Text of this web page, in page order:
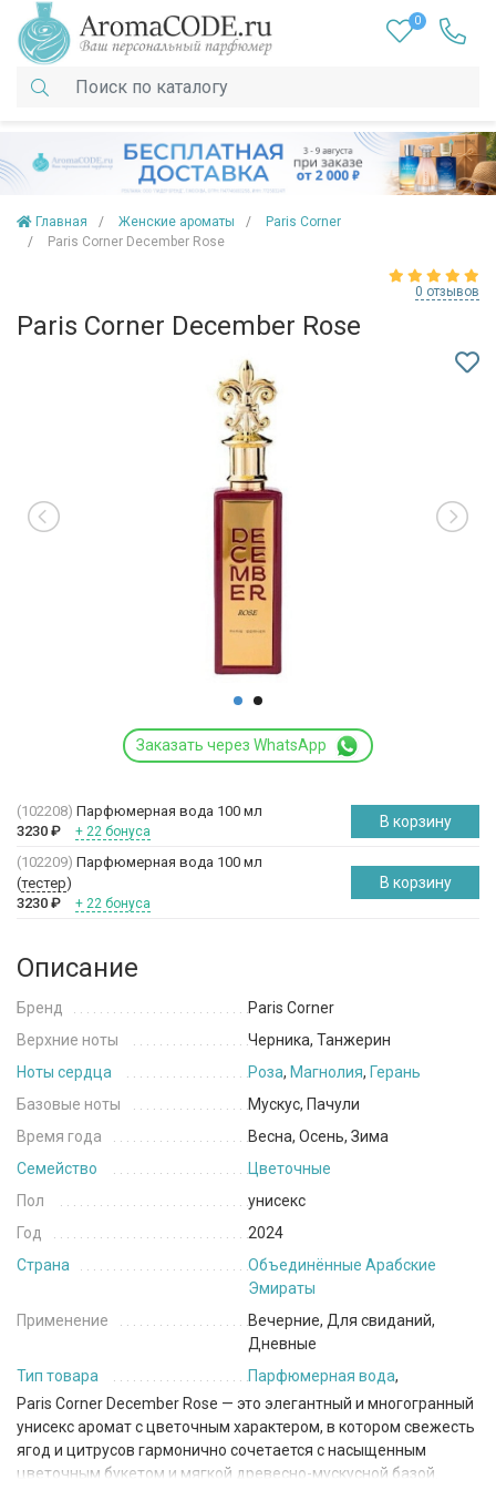
0
Главная Женские ароматы
Paris Corner
Paris Corner December Rose
0 отзывов
Paris Corner December Rose
Заказать через WhatsApp
(102208) Парфюмерная вода 100 мл
3230 ₽ + 22 бонуса
В корзину
(102209) Парфюмерная вода 100 мл
(тестер)
3230 ₽ + 22 бонуса
В корзину
Описание
Бренд
Paris Corner
Верхние ноты
Черника, Танжерин
Ноты сердца
Роза, Магнолия, Герань
Базовые ноты
Мускус, Пачули
Время года
Весна, Осень, Зима
Семейство
Цветочные
Пол
унисекс
Год
2024
Страна
Объединённые Арабские
Эмираты
Применение
Вечерние, Для свиданий,
Дневные
Тип товара
Парфюмерная вода,
Paris Corner December Rose — это элегантный и многогранный
унисекс аромат с цветочным характером, в котором свежесть
ягод и цитрусов гармонично сочетается с насыщенным
цветочным букетом и мягкой древесно-мускусной базой.